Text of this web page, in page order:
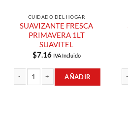
CUIDADO DEL HOGAR
SUAVIZANTE FRESCA
PRIMAVERA 1LT
SUAVITEL
$7.16 IVA Incluido
AÑADIR